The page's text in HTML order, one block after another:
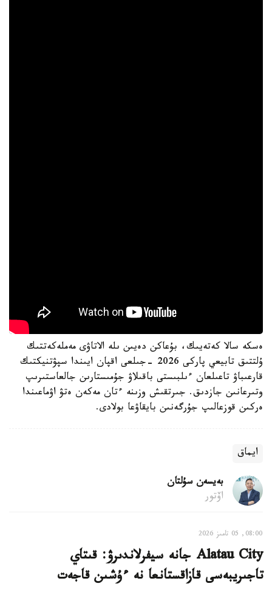
ەسكە سالا كەتەيىك، بۇعاكن دەيىن ىلە الاتاۋى مەملەكەتتىك
ۇلتتىق تابيعي پاركى 2026 -جىلعى اقپان ايىندا سپۋتنيكتىك
قارعىباۋ تاعىلعان ءىلبىستى باقىلاۋ جۇمىستارىن جالعاستىرىپ
وتىرعانىن جازدىق. جىرتقىش وزىنە ءتان مەكەن ەتۋ اۋماعىندا
ەركىن قوزعالىپ جۇرگەنىن بايقاۋعا بولادى.
ايماق
بەيسەن سۇلتان
اۆتور
08:00, 05 تامىز 2026
Alatau City جانە سيفرلاندىرۋ: قىتاي
تاجىريبەسى قازاقستانعا نە ءۇشىن قاجەت